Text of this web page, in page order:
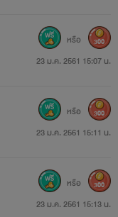
23 ม.ค. 2561 15:07 น.
หรือ 300
23 ม.ค. 2561 15:11 น.
หรือ 300
23 ม.ค. 2561 15:13 น.
หรือ 300